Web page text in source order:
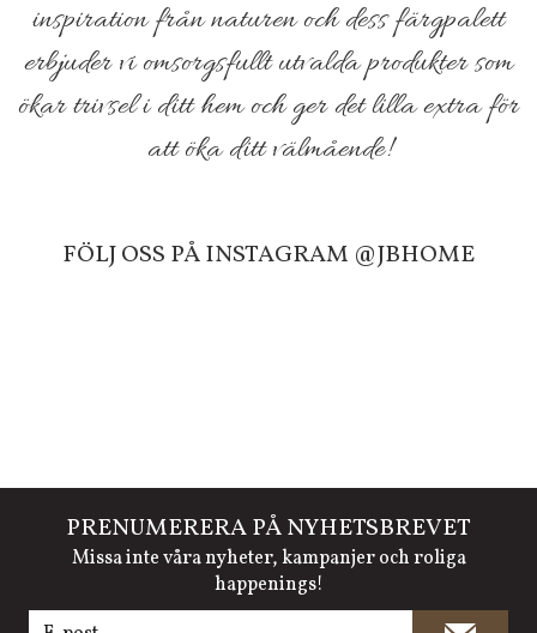
inspiration från naturen och dess färgpalett
erbjuder vi omsorgsfullt utvalda produkter som
ökar trivsel i ditt hem och ger det lilla extra för
att öka ditt välmående!
FÖLJ OSS PÅ INSTAGRAM @JBHOME
PRENUMERERA PÅ NYHETSBREVET
Missa inte våra nyheter, kampanjer och roliga
happenings!